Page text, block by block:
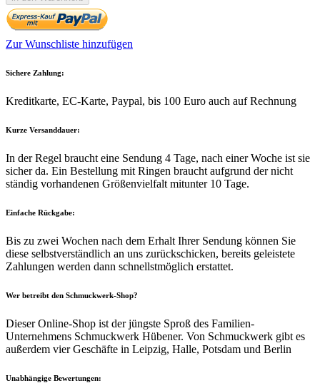
Zur Wunschliste hinzufügen
Sichere Zahlung:
Kreditkarte, EC-Karte, Paypal, bis 100 Euro auch auf Rechnung
Kurze Versanddauer:
In der Regel braucht eine Sendung 4 Tage, nach einer Woche ist sie
sicher da. Ein Bestellung mit Ringen braucht aufgrund der nicht
ständig vorhandenen Größenvielfalt mitunter 10 Tage.
Einfache Rückgabe:
Bis zu zwei Wochen nach dem Erhalt Ihrer Sendung können Sie
diese selbstverständlich an uns zurückschicken, bereits geleistete
Zahlungen werden dann schnellstmöglich erstattet.
Wer betreibt den Schmuckwerk-Shop?
Dieser Online-Shop ist der jüngste Sproß des Familien-
Unternehmens Schmuckwerk Hübener. Von Schmuckwerk gibt es
außerdem vier Geschäfte in Leipzig, Halle, Potsdam und Berlin
Unabhängige Bewertungen: